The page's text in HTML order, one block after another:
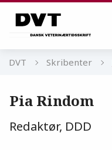
DVT Skribenter
Pia Rindom
Redaktør, DDD